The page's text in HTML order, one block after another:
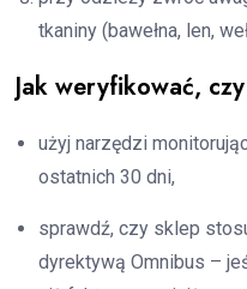
tkaniny (bawełna, len,
Jak weryfikować,
użyj narzędzi
ostatnich 30 dni,
sprawdź, czy sklep
dyrektywą Omnibus –